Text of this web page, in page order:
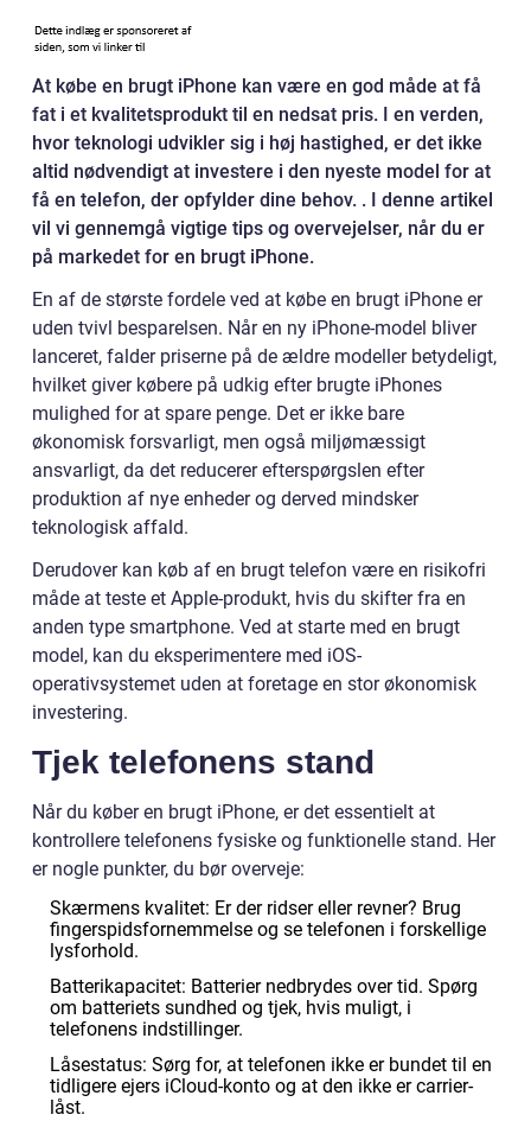
At købe en brugt iPhone kan være en god måde at få
fat i et kvalitetsprodukt til en nedsat pris. I en verden,
hvor teknologi udvikler sig i høj hastighed, er det ikke
altid nødvendigt at investere i den nyeste model for at
få en telefon, der opfylder dine behov. . I denne artikel
vil vi gennemgå vigtige tips og overvejelser, når du er
på markedet for en brugt iPhone.
En af de største fordele ved at købe en brugt iPhone er
uden tvivl besparelsen. Når en ny iPhone-model bliver
lanceret, falder priserne på de ældre modeller betydeligt,
hvilket giver købere på udkig efter brugte iPhones
mulighed for at spare penge. Det er ikke bare
økonomisk forsvarligt, men også miljømæssigt
ansvarligt, da det reducerer efterspørgslen efter
produktion af nye enheder og derved mindsker
teknologisk affald.
Derudover kan køb af en brugt telefon være en risikofri
måde at teste et Apple-produkt, hvis du skifter fra en
anden type smartphone. Ved at starte med en brugt
model, kan du eksperimentere med iOS-
operativsystemet uden at foretage en stor økonomisk
investering.
Tjek telefonens stand
Når du køber en brugt iPhone, er det essentielt at
kontrollere telefonens fysiske og funktionelle stand. Her
er nogle punkter, du bør overveje:
Skærmens kvalitet: Er der ridser eller revner? Brug
fingerspidsfornemmelse og se telefonen i forskellige
lysforhold.
Batterikapacitet: Batterier nedbrydes over tid. Spørg
om batteriets sundhed og tjek, hvis muligt, i
telefonens indstillinger.
Låsestatus: Sørg for, at telefonen ikke er bundet til en
tidligere ejers iCloud-konto og at den ikke er carrier-
låst.